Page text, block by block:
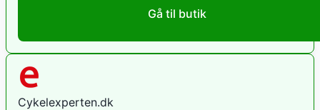
Gå til butik
Cykelexperten.dk